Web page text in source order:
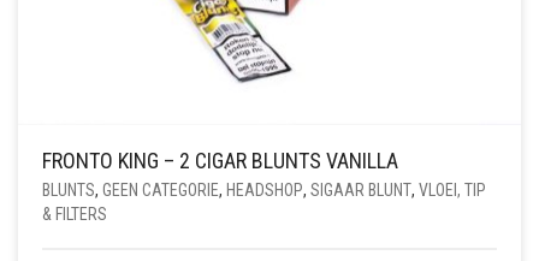
FRONTO KING – 2 CIGAR BLUNTS VANILLA
BLUNTS, GEEN CATEGORIE, HEADSHOP, SIGAAR BLUNT, VLOEI, TIP
& FILTERS